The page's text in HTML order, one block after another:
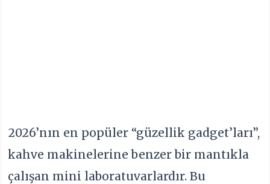
2026’nın en popüler “güzellik gadget’ları”,
kahve makinelerine benzer bir mantıkla
çalışan mini laboratuvarlardır. Bu